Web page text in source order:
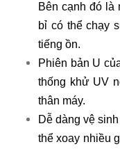
Bên cạnh đó
bỉ có thể chạy
tiếng ồn.
Phiên bản U
thống khử UV
thân máy.
Dễ dàng vệ
thể xoay nhiều